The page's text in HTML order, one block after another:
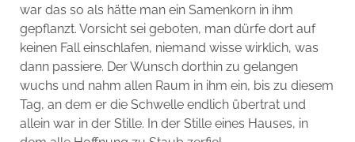
war das so als hätte man ein Samenkorn in ihm
gepflanzt. Vorsicht sei geboten, man dürfe dort auf
keinen Fall einschlafen, niemand wisse wirklich, was
dann passiere. Der Wunsch dorthin zu gelangen
wuchs und nahm allen Raum in ihm ein, bis zu diesem
Tag, an dem er die Schwelle endlich übertrat und
allein war in der Stille. In der Stille eines Hauses, in